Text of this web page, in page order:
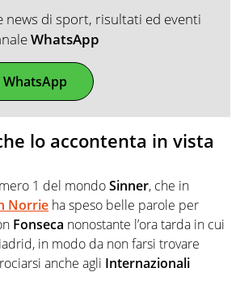
di sport, risultati ed eventi
WhatsApp
WhatsApp
lo accontenta in vista
1 del mondoSinner, che in
Norrie ha speso belle parole per
Fonseca nonostante l’ora tarda in cui
in modo da non farsi trovare
anche agli Internazionali